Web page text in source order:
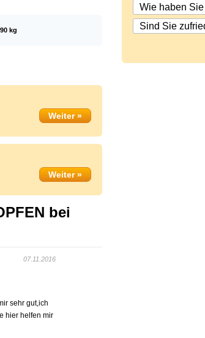
90 kg
bei
07.11.2016
sehr gut,ich
hier helfen mir